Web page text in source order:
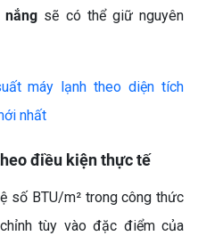
sẽ có thể giữ nguyên
máy lạnh theo diện tích
nhất
điều kiện thực tế
số BTU/m² trong công thức
tùy vào đặc điểm của